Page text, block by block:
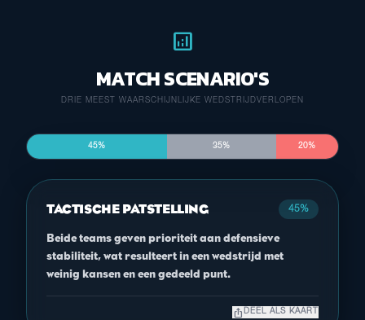
analytics
MATCH SCENARIO'S
DRIE MEEST WAARSCHIJNLIJKE WEDSTRIJDVERLOPEN
45% 35% 20%
TACTISCHE PATSTELLING 45%
Beide teams geven prioriteit aan defensieve
stabiliteit, wat resulteert in een wedstrijd met
weinig kansen en een gedeeld punt.
ios_share DEEL ALS KAART